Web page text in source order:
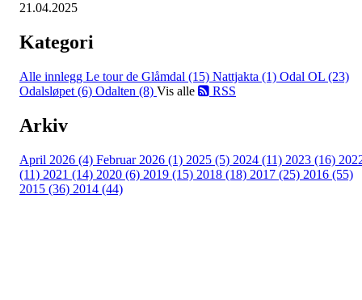
21.04.2025
Kategori
Alle innlegg Le tour de Glåmdal (15) Nattjakta (1) Odal OL (23)
Odalsløpet (6) Odalten (8) Vis alle RSS
Arkiv
April 2026 (4) Februar 2026 (1) 2025 (5) 2024 (11) 2023 (16)
(11) 2021 (14) 2020 (6) 2019 (15) 2018 (18) 2017 (25) 2016 (55)
2015 (36) 2014 (44)